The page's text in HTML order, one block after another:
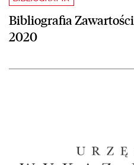
Bibliografia
2020